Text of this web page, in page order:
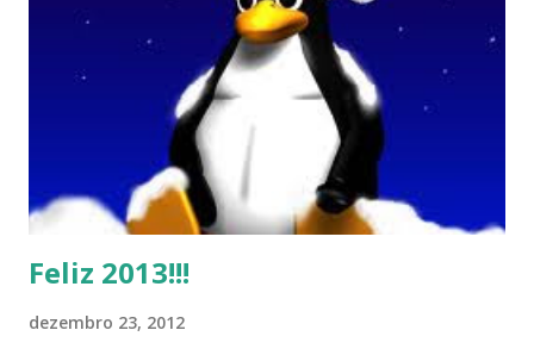
Feliz 2013!!!
dezembro 23, 2012